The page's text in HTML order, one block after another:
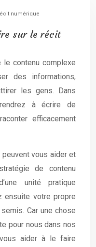
numérique
sur le récit
contenu complexe
des informations,
les gens. Dans
à écrire de
efficacement
vous aider et
de contenu
unité pratique
ensuite votre propre
Car une chose
pour nous dans nos
aider à le faire